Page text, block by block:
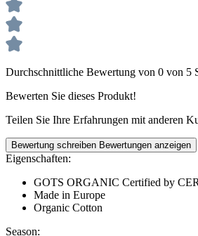
Durchschnittliche Bewertung von 0 von 5
Bewerten Sie dieses Produkt!
Teilen Sie Ihre Erfahrungen mit anderen
Bewertung schreiben Bewertungen anzeigen
Eigenschaften:
GOTS ORGANIC Certified by
Made in Europe
Organic Cotton
Season: